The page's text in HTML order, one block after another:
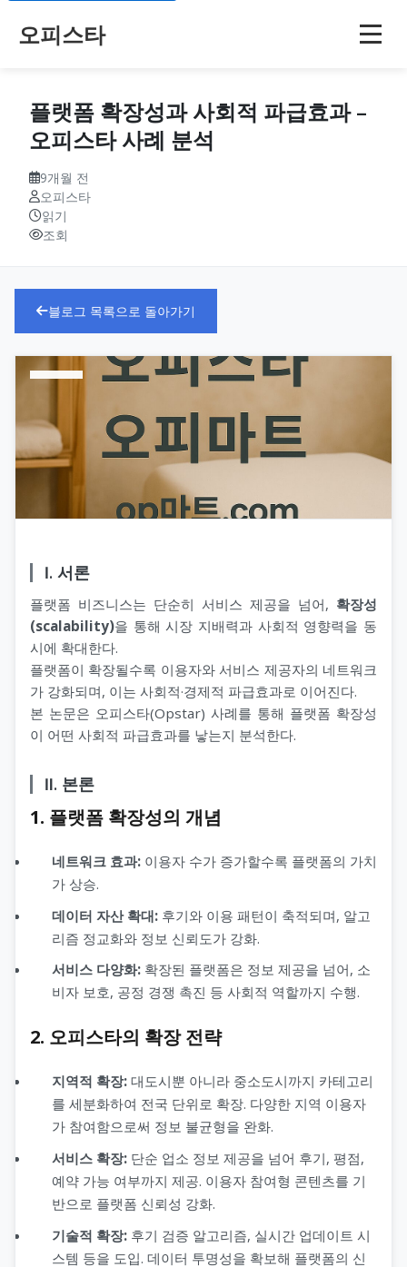
오피스타
플랫폼 확장성과 사회적 파급효과 –
오피스타 사례 분석
9개월 전
오피스타
읽기
조회
블로그 목록으로 돌아가기
Ⅰ. 서론
플랫폼 비즈니스는 단순히 서비스 제공을 넘어, 확장성
(scalability)을 통해 시장 지배력과 사회적 영향력을 동
시에 확대한다.
플랫폼이 확장될수록 이용자와 서비스 제공자의 네트워크
가 강화되며, 이는 사회적·경제적 파급효과로 이어진다.
본 논문은 오피스타(Opstar) 사례를 통해 플랫폼 확장성
이 어떤 사회적 파급효과를 낳는지 분석한다.
Ⅱ. 본론
1. 플랫폼 확장성의 개념
네트워크 효과: 이용자 수가 증가할수록 플랫폼의 가치
가 상승.
데이터 자산 확대: 후기와 이용 패턴이 축적되며, 알고
리즘 정교화와 정보 신뢰도가 강화.
서비스 다양화: 확장된 플랫폼은 정보 제공을 넘어, 소
비자 보호, 공정 경쟁 촉진 등 사회적 역할까지 수행.
2. 오피스타의 확장 전략
지역적 확장: 대도시뿐 아니라 중소도시까지 카테고리
를 세분화하여 전국 단위로 확장. 다양한 지역 이용자
가 참여함으로써 정보 불균형을 완화.
서비스 확장: 단순 업소 정보 제공을 넘어 후기, 평점,
예약 가능 여부까지 제공. 이용자 참여형 콘텐츠를 기
반으로 플랫폼 신뢰성 강화.
기술적 확장: 후기 검증 알고리즘, 실시간 업데이트 시
스템 등을 도입. 데이터 투명성을 확보해 플랫폼의 신